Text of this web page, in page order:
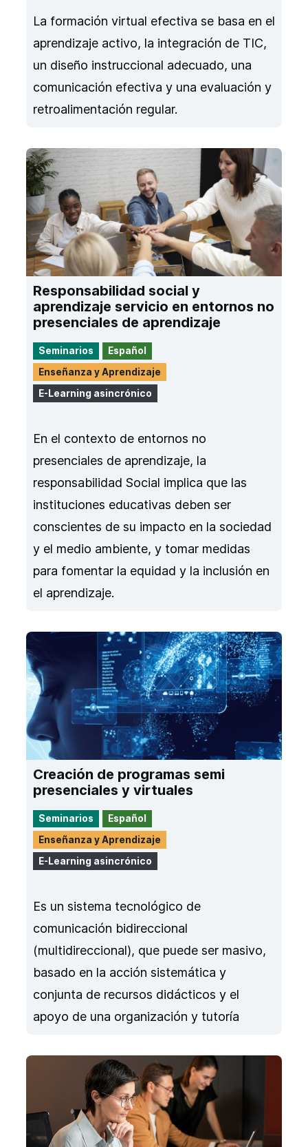
La formación virtual efectiva se basa en el
aprendizaje activo, la integración de TIC,
un diseño instruccional adecuado, una
comunicación efectiva y una evaluación y
retroalimentación regular.
Responsabilidad social y
aprendizaje servicio en entornos no
presenciales de aprendizaje
Seminarios
Español
Enseñanza y Aprendizaje
E-Learning asincrónico
En el contexto de entornos no
presenciales de aprendizaje, la
responsabilidad Social implica que las
instituciones educativas deben ser
conscientes de su impacto en la sociedad
y el medio ambiente, y tomar medidas
para fomentar la equidad y la inclusión en
el aprendizaje.
Creación de programas semi
presenciales y virtuales
Seminarios
Español
Enseñanza y Aprendizaje
E-Learning asincrónico
Es un sistema tecnológico de
comunicación bidireccional
(multidireccional), que puede ser masivo,
basado en la acción sistemática y
conjunta de recursos didácticos y el
apoyo de una organización y tutoría